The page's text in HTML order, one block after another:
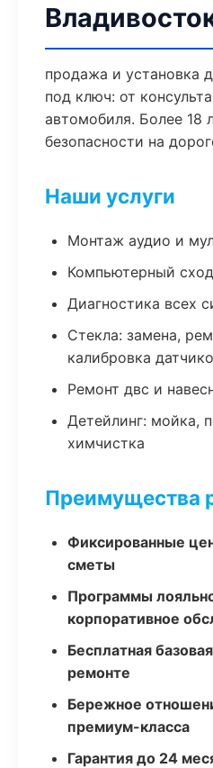
продажа и установка
под ключ: от
автомобиля. Более 18
безопасности на
Наши услуги
Монтаж аудио и
Компьютерный
Диагностика всех
Стекла: замена,
калибровка
Ремонт двс и
Детейлинг: мойка,
химчистка
Преимущества
Фиксированные
сметы
Программы
корпоративное
Бесплатная
ремонте
Бережное
премиум-класса
Гарантия до 24